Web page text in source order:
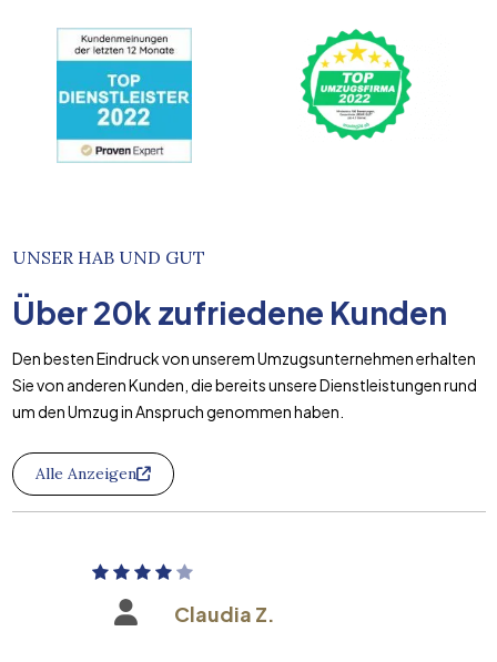
UNSER HAB UND GUT
Über20k zufriedene Kunden
Den besten Eindruck von unserem Umzugsunternehmen erhalten
Sie von anderen Kunden, die bereits unsere Dienstleistungen rund
um den Umzug in Anspruch genommen haben.
Alle Anzeigen
Claudia Z.